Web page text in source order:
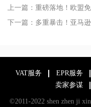
上一篇：重磅落地！欧盟
下一篇：多重暴击！亚马
VAT服务 EPR服务
卖家参谋
©2011-2022 shen zhen ji